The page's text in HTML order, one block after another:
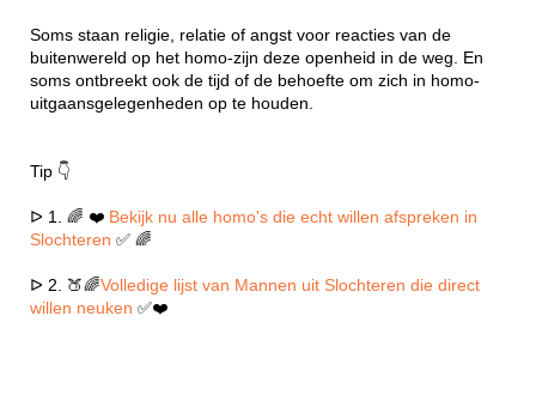
Soms staan religie, relatie of angst voor reacties van de
buitenwereld op het homo-zijn deze openheid in de weg. En
soms ontbreekt ook de tijd of de behoefte om zich in homo-
uitgaansgelegenheden op te houden.
Tip 👇
ᐅ 1. 🌈 ❤️ Bekijk nu alle homo's die echt willen afspreken in
Slochteren ✅ 🌈
ᐅ 2. 🍑🌈Volledige lijst van Mannen uit Slochteren die direct
willen neuken ✅❤️